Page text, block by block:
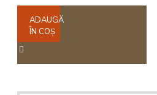
ADAUGĂ
ÎN COŞ